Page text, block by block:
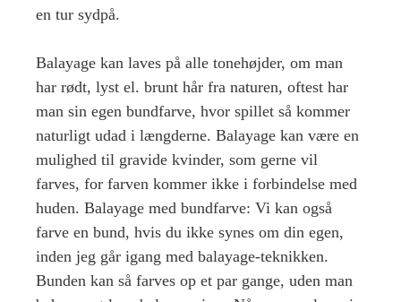
en tur sydpå.
Balayage kan laves på alle tonehøjder, om man
har rødt, lyst el. brunt hår fra naturen, oftest har
man sin egen bundfarve, hvor spillet så kommer
naturligt udad i længderne. Balayage kan være en
mulighed til gravide kvinder, som gerne vil
farves, for farven kommer ikke i forbindelse med
huden. Balayage med bundfarve: Vi kan også
farve en bund, hvis du ikke synes om din egen,
inden jeg går igang med balayage-teknikken.
Bunden kan så farves op et par gange, uden man